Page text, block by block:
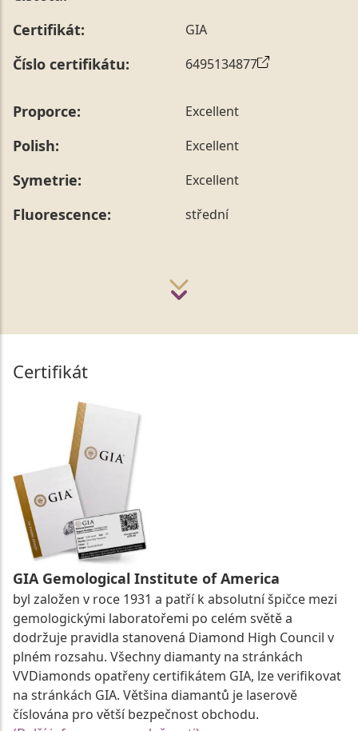
Certifikát: GIA
Číslo certifikátu: 6495134877
Proporce: Excellent
Polish: Excellent
Symetrie: Excellent
Fluorescence: střední
Certifikát
GIA Gemological Institute of America
byl založen v roce 1931 a patří k absolutní špičce mezi
gemologickými laboratořemi po celém světě a
dodržuje pravidla stanovená Diamond High Council v
plném rozsahu. Všechny diamanty na stránkách
VVDiamonds opatřeny certifikátem GIA, lze verifikovat
na stránkách GIA. Většina diamantů je laserově
číslována pro větší bezpečnost obchodu.